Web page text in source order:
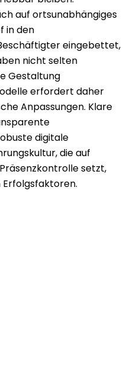
auf ortsunabhängiges
in den
eingebettet,
nicht selten
Gestaltung
erfordert daher
Anpassungen. Klare
digitale
die auf
setzt,